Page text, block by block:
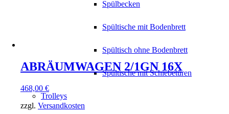
Spülbecken
Spültische mit Bodenbrett
Spültisch ohne Bodenbrett
Spültische mit Schiebetüren
Trolleys
ABRÄUMWAGEN 2/1GN 16X
468,00 €
zzgl. Versandkosten